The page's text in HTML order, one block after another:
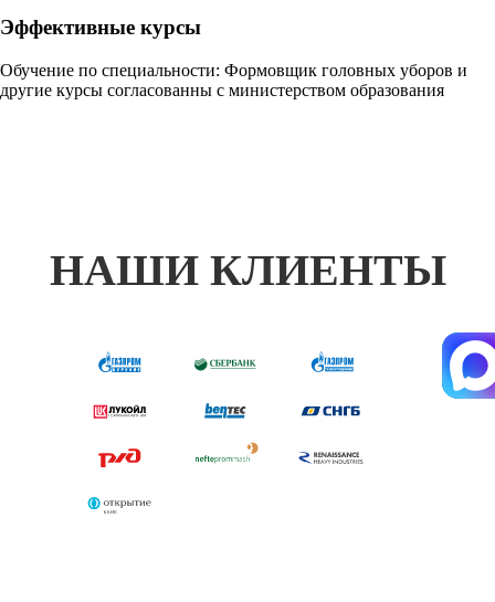
Эффективные курсы
Обучение по специальности: Формовщик головных уборов и
другие курсы согласованны с министерством образования
НАШИ КЛИЕНТЫ